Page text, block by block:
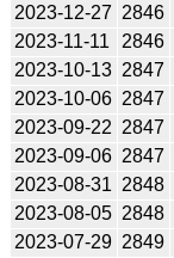
2023-12-27 2846
2023-11-11
2846
2023-10-13 2847
2023-10-06 2847
2023-09-22 2847
2023-09-06 2847
2023-08-31 2848
2023-08-05 2848
2023-07-29 2849